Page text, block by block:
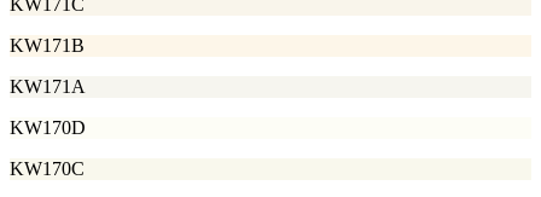
KW171B
KW171A
KW170D
KW170C